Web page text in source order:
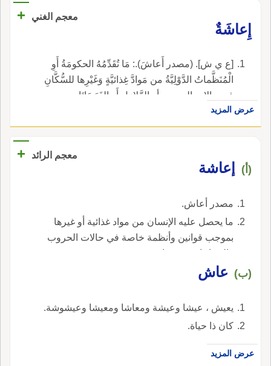
معجم الغني
+
إِعاشَةٌ
[ع ي ش]. (مصدر أَعاشَ).: مَا تُقَدِّمُهُ الحكومَةُ أَوِ
الْمُنَظَّماتُ الدَّوْلِيَّةُ من مَوادَّ غِذائيَّةٍ وَغَيْرِها للسُّكَّانِ
في حالاتِ الحروبِ أو الزَّلازِلِ أَو الفَيَضَانَاتِ.
عرض المزيد
معجم الرائد +
(أ) إعاشة
مصدر أعاش.
ما يحصل عليه الإنسان من مواد غذائية أو غيرها
بموجب قوانين وأنظمة خاصة في حالات الحروب
والمجاعات ونحوها.
(ب) عاش
يعيش ، عيشا وعيشة ومعاشا ومعيشا وعيشوشة.
كان ذا حياة.
عرض المزيد